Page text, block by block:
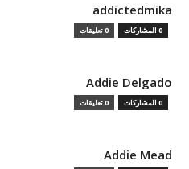
addictedmika
0 المشاركات 0 تعليقات
Addie Delgado
0 المشاركات 0 تعليقات
Addie Mead